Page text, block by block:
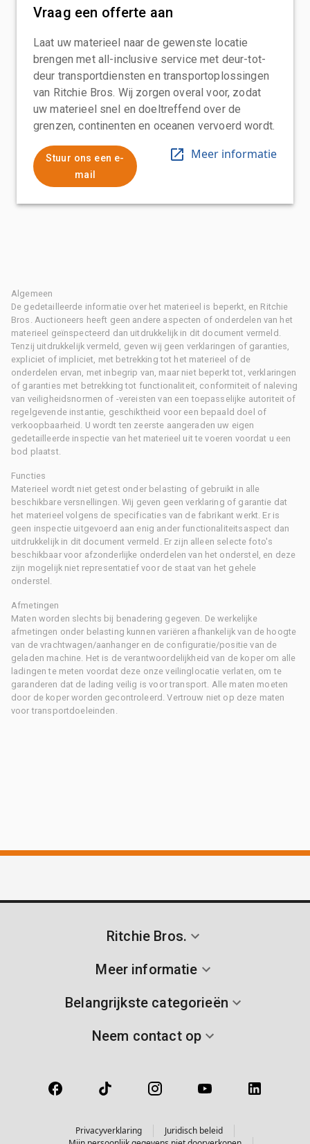
Vraag een offerte aan
Laat uw materieel naar de gewenste locatie
brengen met all-inclusive service met deur-tot-
deur transportdiensten en transportoplossingen
van Ritchie Bros. Wij zorgen overal voor, zodat
uw materieel snel en doeltreffend over de
grenzen, continenten en oceanen vervoerd wordt.
Stuur ons een e-
mail
Meer informatie
Algemeen
De gedetailleerde informatie over het materieel is beperkt, en Ritchie
Bros. Auctioneers heeft geen andere aspecten of onderdelen van het
materieel geïnspecteerd dan uitdrukkelijk in dit document vermeld.
Tenzij uitdrukkelijk vermeld, geven wij geen verklaringen of garanties,
expliciet of impliciet, met betrekking tot het materieel of de
onderdelen ervan, met inbegrip van, maar niet beperkt tot, verklaringen
of garanties met betrekking tot functionaliteit, conformiteit of naleving
van veiligheidsnormen of -vereisten van een toepasselijke autoriteit of
regelgevende instantie, geschiktheid voor een bepaald doel of
verkoopbaarheid. U wordt ten zeerste aangeraden uw eigen
gedetailleerde inspectie van het materieel uit te voeren voordat u een
bod plaatst.
Functies
Materieel wordt niet getest onder belasting of gebruikt in alle
beschikbare versnellingen. Wij geven geen verklaring of garantie dat
het materieel volgens de specificaties van de fabrikant werkt. Er is
geen inspectie uitgevoerd aan enig ander functionaliteitsaspect dan
uitdrukkelijk in dit document vermeld. Er zijn alleen selecte foto's
beschikbaar voor afzonderlijke onderdelen van het onderstel, en deze
zijn mogelijk niet representatief voor de staat van het gehele
onderstel.
Afmetingen
Maten worden slechts bij benadering gegeven. De werkelijke
afmetingen onder belasting kunnen variëren afhankelijk van de hoogte
van de vrachtwagen/aanhanger en de configuratie/positie van de
geladen machine. Het is de verantwoordelijkheid van de koper om alle
ladingen te meten voordat deze onze veilinglocatie verlaten, om te
garanderen dat de lading veilig is voor transport. Alle maten moeten
door de koper worden gecontroleerd. Vertrouw niet op deze maten
voor transportdoeleinden.
Ritchie Bros.
Meer informatie
Belangrijkste categorieën
Neem contact op
Privacyverklaring
Juridisch beleid